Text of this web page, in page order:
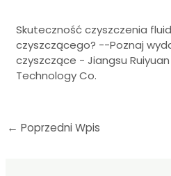
Skuteczność czyszczenia
czyszczącego? --Poznaj
czyszczące - Jiangsu
Technology Co.
← Poprzedni Wpis